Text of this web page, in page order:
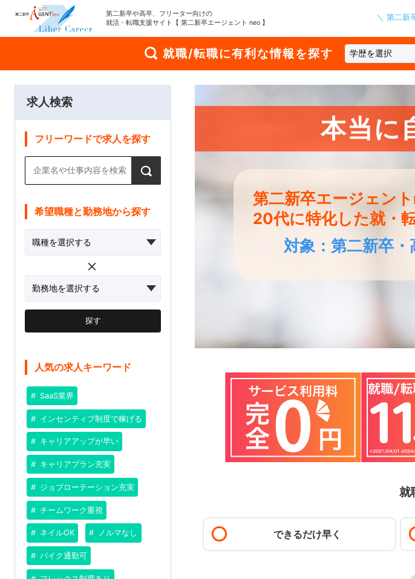
第二新卒や高卒、フリーター向けの
就活・転職支援サイト【 第二新卒エージェント neo 】
＼ 第二新
就職/転職に有利な情報を探す
求人検索
フリーワードで求人を探す
希望職種と勤務地から探す
探す
人気の求人キーワード
SaaS業界
インセンティブ制度で稼げる
キャリアアップが早い
キャリアプラン充実
ジョブローテーション充実
チームワーク重視
ネイルOK ノルマなし
バイク通勤可
本当に
第二新卒エージェン
20代に特化した就・
対象：第二新卒
就
できるだけ早く